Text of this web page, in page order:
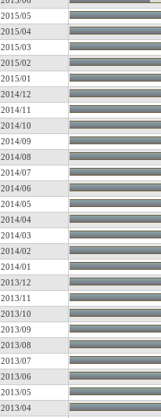
2015/05
2015/04
2015/03
2015/02
2015/01
2014/12
2014/11
2014/10
2014/09
2014/08
2014/07
2014/06
2014/05
2014/04
2014/03
2014/02
2014/01
2013/12
2013/11
2013/10
2013/09
2013/08
2013/07
2013/06
2013/05
2013/04